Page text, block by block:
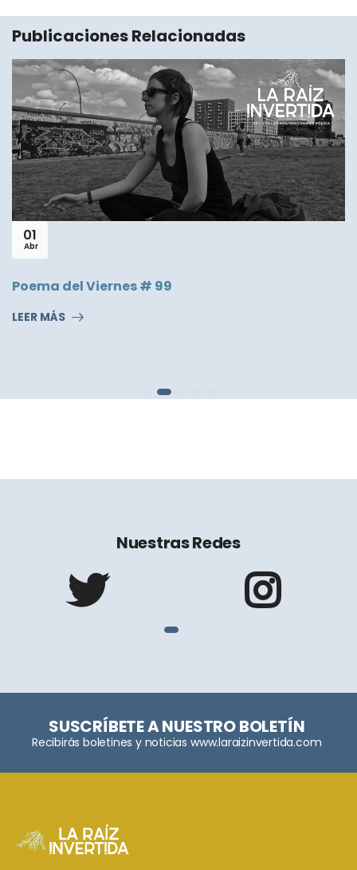
Publicaciones Relacionadas
01
Abr
Poema del Viernes # 99
LEER MÁS
Nuestras Redes
SUSCRÍBETE A NUESTRO BOLETÍN
Recibirás boletines y noticias www.laraizinvertida.com